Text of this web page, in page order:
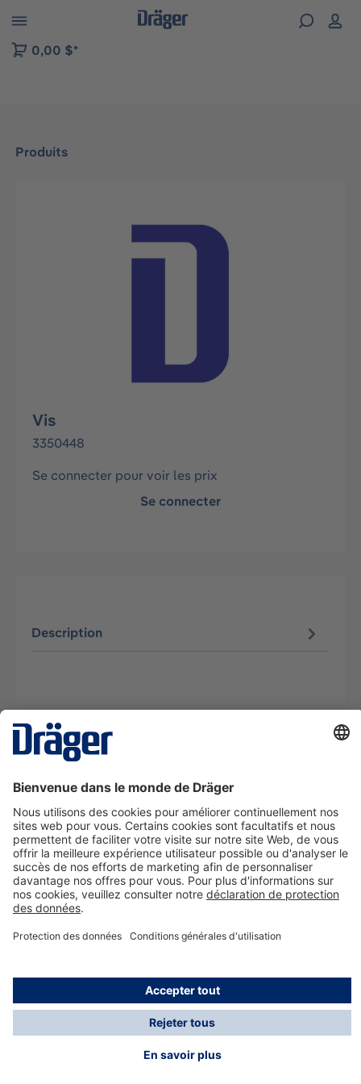
to B2B platform navigation
0,00 $*
Produits
Ignorer la galerie d'images
Vis
3350448
Se connecter pour voir les prix
Se connecter
Description
La technologie
Nous contacter
A propos de Dräger
Informations
*Les taxes et les frais d'expédition ne sont pas inclus
dans les prix indiqués, sauf mention contraire. Des frais
supplémentaires peuvent s'appliquer.